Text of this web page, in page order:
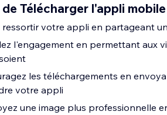
Télécharger l'appli mobile
ressortir votre appli en partageant
l'engagement en permettant aux
les téléchargements en
votre appli
une image plus professionnelle